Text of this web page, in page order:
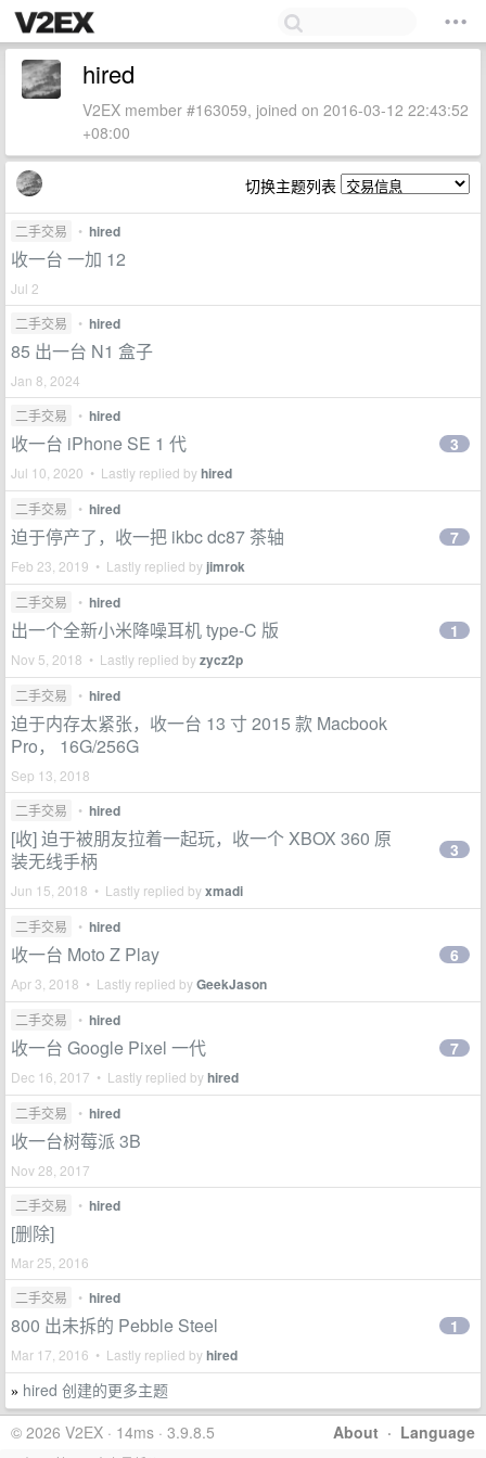
hired
V2EX member #163059, joined on 2016-03-12 22:43:52
+08:00
切换主题列表
二手交易 • hired
收一台 一加 12
Jul 2
二手交易
• hired
85 出一台 N1 盒子
Jan 8, 2024
二手交易
• hired
收一台 iPhone SE 1 代
Jul 10, 2020 • Lastly replied byhired
3
二手交易 • hired
迫于停产了，收一把 ikbc dc87 茶轴
Feb 23, 2019 • Lastly replied by jimrok
7
二手交易 • hired
出一个全新小米降噪耳机 type-C 版
Nov 5, 2018 • Lastly replied byzycz2p
1
二手交易 • hired
迫于内存太紧张，收一台 13 寸 2015 款 Macbook
Pro， 16G/256G
Sep 13, 2018
二手交易
• hired
[收] 迫于被朋友拉着一起玩，收一个 XBOX 360 原
装无线手柄
Jun 15, 2018 • Lastly replied byxmadi
3
二手交易 • hired
收一台 Moto Z Play
Apr 3, 2018 • Lastly replied byGeekJason
6
二手交易 • hired
收一台 Google Pixel 一代
Dec 16, 2017 • Lastly replied byhired
7
二手交易 • hired
收一台树莓派 3B
Nov 28, 2017
二手交易
• hired
[删除]
Mar 25, 2016
二手交易
• hired
800 出未拆的 Pebble Steel
Mar 17, 2016 • Lastly replied byhired
1
» hired 创建的更多主题
About · Language
© 2026 V2EX · 14ms · 3.9.8.5